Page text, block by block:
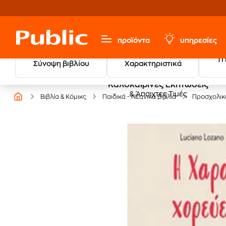
προϊόντα υπηρεσίες
Σύνοψη βιβλίου Χαρακτηριστικά
Τι
Καλοκαιρινές Εκπτώσεις
& Άπαιχτες Τιμές
Βιβλία & Κόμικς Παιδικά - Νεανικά βιβλία